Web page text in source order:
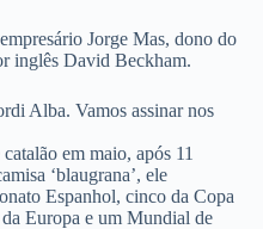
Jorge Mas, dono do
inglês David Beckham.
Alba. Vamos assinar nos
em maio, após 11
‘blaugrana’, ele
Espanhol, cinco da Copa
Europa e um Mundial de